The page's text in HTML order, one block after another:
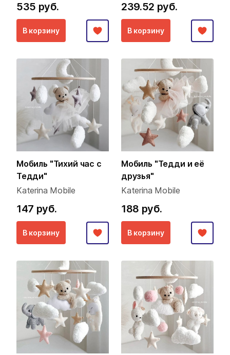
535 руб.
В корзину
239.52 руб.
В корзину
Мобиль "Тихий час с
Тедди"
Katerina Mobile
147 руб.
В корзину
Мобиль "Тедди и её
друзья"
Katerina Mobile
188 руб.
В корзину